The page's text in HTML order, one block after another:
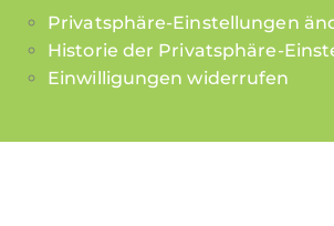
Privatsphäre-Einstellungen
Historie der Privatsphäre-
Einwilligungen widerrufen